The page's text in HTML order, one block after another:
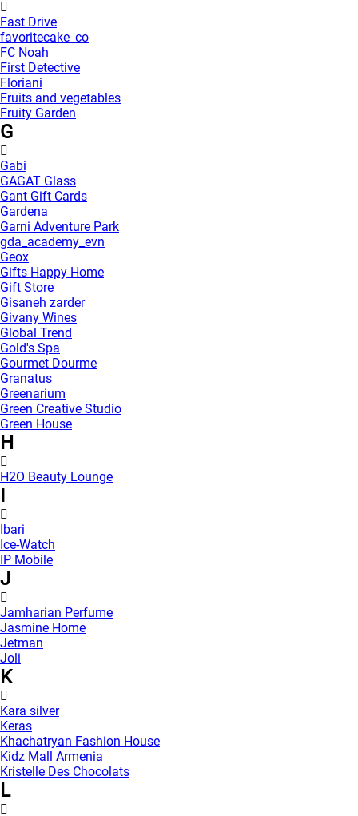
Fast Drive
favoritecake_co
FC Noah
First Detective
Floriani
Fruits and vegetables
Fruity Garden
G
Gabi
GAGAT Glass
Gant Gift Cards
Gardena
Garni Adventure Park
gda_academy_evn
Geox
Gifts Happy Home
Gift Store
Gisaneh zarder
Givany Wines
Global Trend
Gold's Spa
Gourmet Dourme
Granatus
Greenarium
Green Creative Studio
Green House
H
H2O Beauty Lounge
Ibari
Ice-Watch
IP Mobile
J
Jamharian Perfume
Jasmine Home
Jetman
Joli
K
Kara silver
Keras
Khachatryan Fashion House
Kidz Mall Armenia
Kristelle Des Chocolats
L